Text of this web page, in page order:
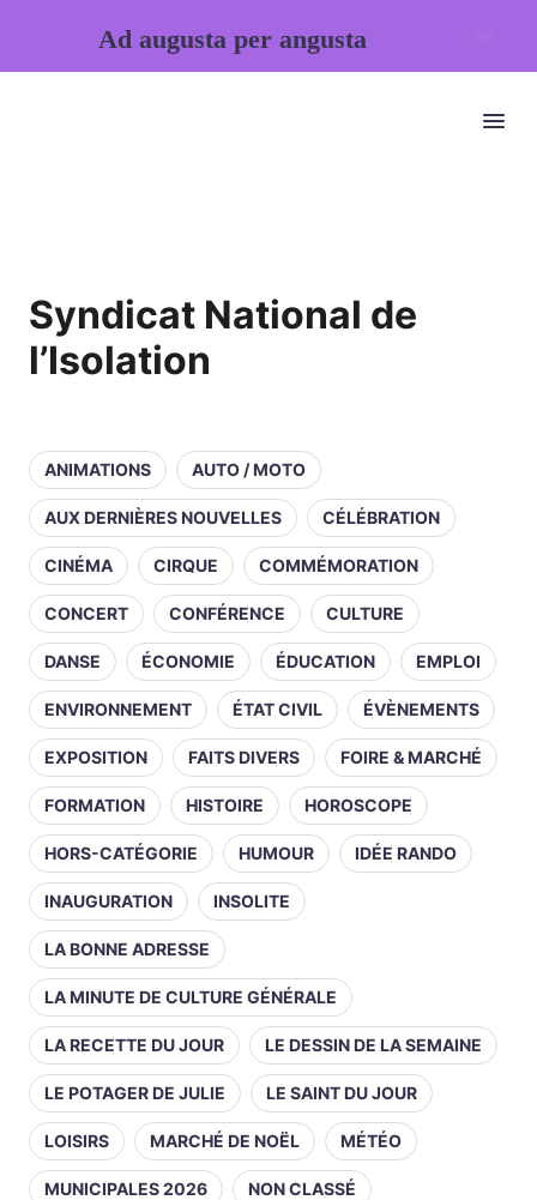
Syndicat National de
l’Isolation
ANIMATIONS AUTO / MOTO
AUX DERNIÈRES NOUVELLES CÉLÉBRATION
CINÉMA CIRQUE COMMÉMORATION
CONCERT CONFÉRENCE CULTURE
DANSE ÉCONOMIE ÉDUCATION EMPLOI
ENVIRONNEMENT ÉTAT CIVIL ÉVÈNEMENTS
EXPOSITION FAITS DIVERS FOIRE & MARCHÉ
FORMATION HISTOIRE HOROSCOPE
HORS-CATÉGORIE HUMOUR IDÉE RANDO
INAUGURATION INSOLITE
LA BONNE ADRESSE
LA MINUTE DE CULTURE GÉNÉRALE
LA RECETTE DU JOUR LE DESSIN DE LA SEMAINE
LE POTAGER DE JULIE LE SAINT DU JOUR
LOISIRS MARCHÉ DE NOËL MÉTÉO
MUNICIPALES 2026 NON CLASSÉ
Ad augusta per angusta